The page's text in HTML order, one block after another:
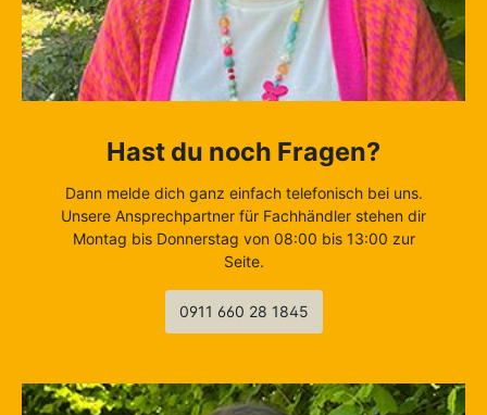
Hast du noch Fragen?
Dann melde dich ganz einfach telefonisch bei uns.
Unsere Ansprechpartner für Fachhändler stehen dir
Montag bis Donnerstag von 08:00 bis 13:00 zur
Seite.
0911 660 28 1845